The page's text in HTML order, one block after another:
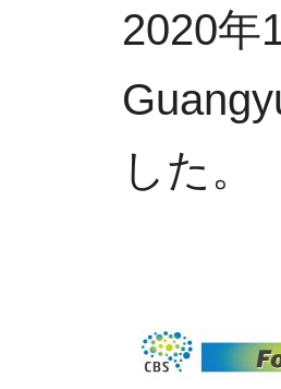
2020年
した。